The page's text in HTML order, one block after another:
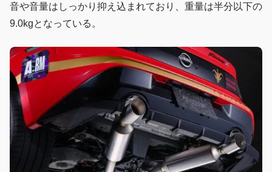
音や音量はしっかり抑え込まれており、重量は半分以下の
9.0kgとなっている。